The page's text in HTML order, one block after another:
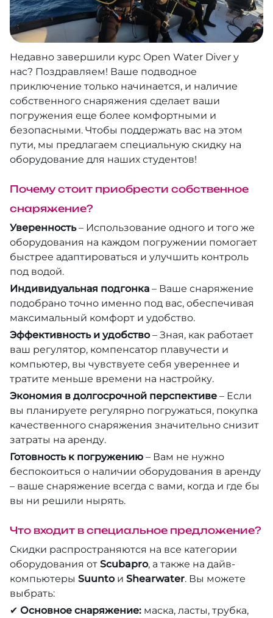
Недавно завершили курс Open Water Diver у
нас? Поздравляем! Ваше подводное
приключение только начинается, и наличие
собственного снаряжения сделает ваши
погружения еще более комфортными и
безопасными. Чтобы поддержать вас на этом
пути, мы предлагаем специальную скидку на
оборудование для наших студентов!
Почему стоит приобрести собственное
снаряжение?
Уверенность– Использование одного и того же
оборудования на каждом погружении помогает
быстрее адаптироваться и улучшить контроль
под водой.
Индивидуальная подгонка – Ваше снаряжение
подобрано точно именно под вас, обеспечивая
максимальный комфорт и удобство.
Эффективность и удобство– Зная, как работает
ваш регулятор, компенсатор плавучести и
компьютер, вы чувствуете себя увереннее и
тратите меньше времени на настройку.
Экономия в долгосрочной перспективе – Если
вы планируете регулярно погружаться, покупка
качественного снаряжения значительно снизит
затраты на аренду.
Готовность к погружению – Вам не нужно
беспокоиться о наличии оборудования в аренду
– ваше снаряжение всегда с вами, когда и где бы
вы ни решили нырять.
Что входит в специальное предложение?
Скидки распространяются на все категории
оборудования от Scubapro, а также на дайв-
компьютеры Suuntoи Shearwater. Вы можете
выбрать:
✔ Основное снаряжение: маска, ласты, трубка,
Тотальный Юг!
Дедалус+Сент Джонс
Дедалус+Фьюри Шоулс
Дедалус-Мания!
Сент Джонс
Сафага
Береговой маршрут
Север + Дахаб
Фьюри Шоулс
Солнечное затмение на Красном море
2027
О нас